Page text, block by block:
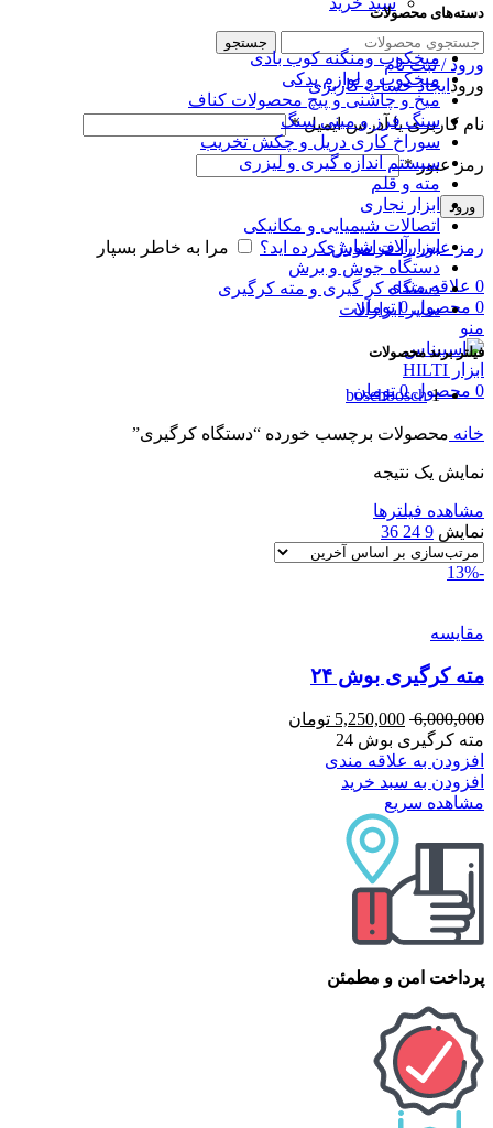
جستجو
ورود / ثبت نام
ورود ایجاد حساب کاربری
نام کاربری یا آدرس ایمیل*
رمز عبور*
ورود
رمز عبور را فراموش کرده اید؟ مرا به خاطر بسپار
0 علاقه مندی
0 محصول 0 تومان
منو
0 محصول 0 تومان
دسته‌های محصولات
میخکوب و‌منگنه کوب بادی
میخکوب و لوازم یدکی
میخ و چاشنی و پیچ محصولات کناف
سنگ فرز و مینی سنگ
سوراخ کاری دریل و چکش تخریب
سیستم اندازه گیری و لیزری
مته و قلم
ابزار نجاری
اتصالات شیمیایی و مکانیکی
ابزارآلات شارژی
دستگاه جوش و برش
دستگاه کر گیری و مته کرگیری
سایر ابزارآلات
فیلتر برند محصولات
boschbosch 1
خانه محصولات برچسب خورده “دستگاه کرگیری”
نمایش یک نتیجه
مشاهده فیلترها
نمایش 9
24
36
-13%
مقایسه
مته کرگیری بوش ۲۴
6,000,000
5,250,000 تومان
مته کرگیری بوش 24
افزودن به علاقه مندی
افزودن به سبد خرید
مشاهده سریع
پرداخت امن و مطمئن